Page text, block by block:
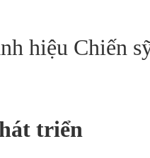
hiệu Chiến
triển